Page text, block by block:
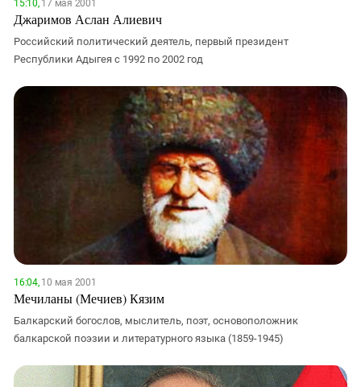
15:10,17 мая 2001
Джаримов Аслан Алиевич
Российский политический деятель, первый президент
Республики Адыгея с 1992 по 2002 год
16:04,10 мая 2001
Мечиланы (Мечиев) Кязим
Балкарский богослов, мыслитель, поэт, основоположник
балкарской поэзии и литературного языка (1859-1945)